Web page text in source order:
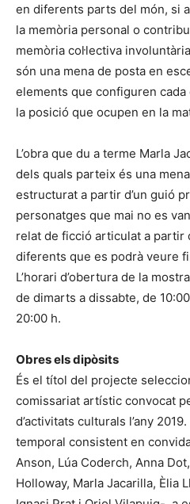
en diferents parts del món, si
la memòria personal o
memòria col·lectiva
són una mena de posta en
elements que configuren cada
la posició que ocupen en la
L’obra que du a terme Marla
dels quals parteix és una
estructurat a partir d’un guió
personatges que mai no es
relat de ficció articulat a partir
diferents que es podrà veure
L’horari d’obertura de la
de dimarts a dissabte, de
20:00 h.
Obres els dipòsits
És el títol del projecte
comissariat artístic convocat
d’activitats culturals l’any
temporal consistent en
Anson, Lúa Coderch, Anna
Holloway, Marla Jacarilla, Èlia